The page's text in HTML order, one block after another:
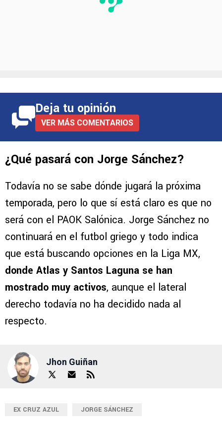
Deja tu opinión
VER MÁS COMENTARIOS
¿Qué pasará con Jorge Sánchez?
Todavía no se sabe dónde jugará la próxima
temporada, pero lo que sí está claro es que no
será con el PAOK Salónica. Jorge Sánchez no
continuará en el futbol griego y todo indica
que está buscando opciones en la Liga MX,
donde Atlas y Santos Laguna se han
mostrado muy activos, aunque el lateral
derecho todavía no ha decidido nada al
respecto.
Jhon Guiñan
EX CRUZ AZUL JORGE SÁNCHEZ